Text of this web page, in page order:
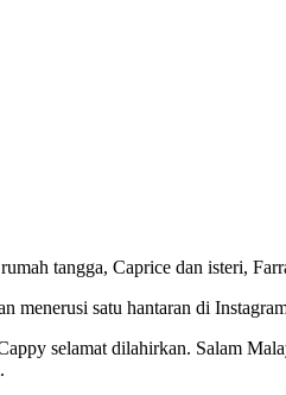
tangga, Caprice dan isteri,
menerusi satu hantaran di
selamat dilahirkan. Salam